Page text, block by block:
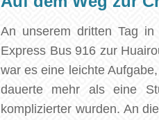
An unserem dritten Tag in
Express Bus 916 zur
war es eine leichte
dauerte mehr als eine
komplizierter wurden. An